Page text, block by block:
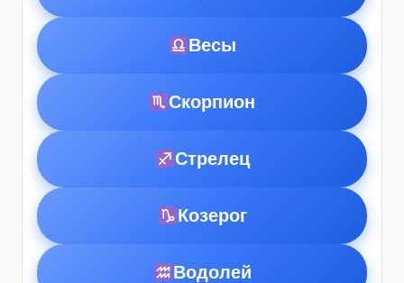
Весы
Скорпион
Стрелец
Козерог
Водолей